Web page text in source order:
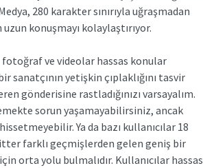
280 karakter sınırıyla uğraşmadan
konuşmayı kolaylaştırıyor.
ve videolar hassas konular
sanatçının yetişkin çıplaklığını tasvir
gönderisine rastladığınızı varsayalım.
sorun yaşamayabilirsiniz, ancak
Ya da bazı kullanıcılar 18
farklı geçmişlerden gelen geniş bir
orta yolu bulmalıdır. Kullanıcılar hassas